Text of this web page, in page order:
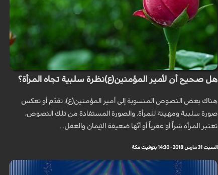
هل صحيح أن لأمير المؤمنين(ع)نظرة سلبية تجاه المرأة؟
هناك بعض النصوص المنسوبة إلى أمير المؤمنين(ع)، تقدّم أو تعكس
صورة سلبية ومهينة للمرأة. والصورة المستفادة من تلك النصوص،
تعتبر المرأة شراً أو عقرباً أو أنّها ضعيفة الإيمان والعقل...
السبت 31 مارس 2018 - 14:30 بتوقيت مكة